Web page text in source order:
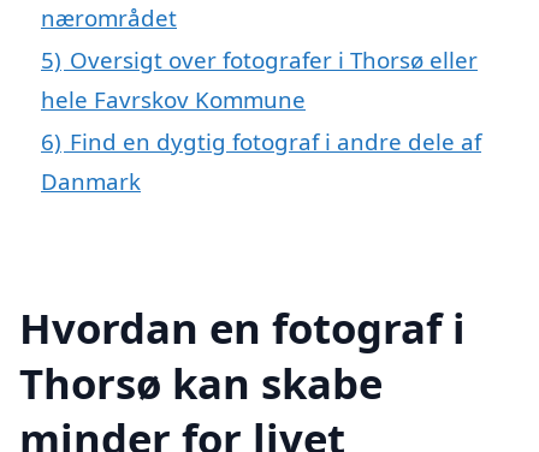
nærområdet
5) Oversigt over fotografer i Thorsø eller
hele Favrskov Kommune
6) Find en dygtig fotograf i andre dele af
Danmark
Hvordan en fotograf i
Thorsø kan skabe
minder for livet